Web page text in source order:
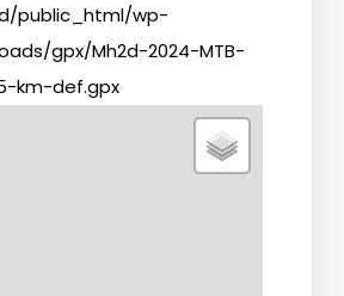
public_html/wp-
gpx/Mh2d-2024-MTB-
km-def.gpx